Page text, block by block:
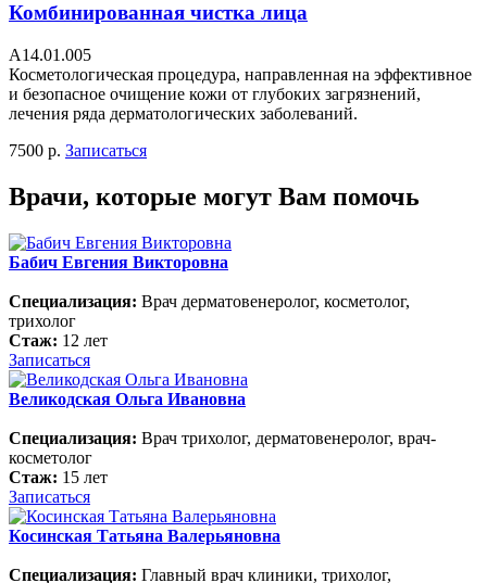
Комбинированная чистка лица
А14.01.005
Косметологическая процедура, направленная на эффективное
и безопасное очищение кожи от глубоких загрязнений,
лечения ряда дерматологических заболеваний.
7500 р. Записаться
Врачи, которые могут Вам помочь
Бабич Евгения Викторовна
Специализация: Врач дерматовенеролог, косметолог,
трихолог
Стаж: 12 лет
Записаться
Великодская Ольга Ивановна
Специализация: Врач трихолог, дерматовенеролог, врач-
косметолог
Стаж: 15 лет
Записаться
Косинская Татьяна Валерьяновна
Специализация: Главный врач клиники, трихолог,